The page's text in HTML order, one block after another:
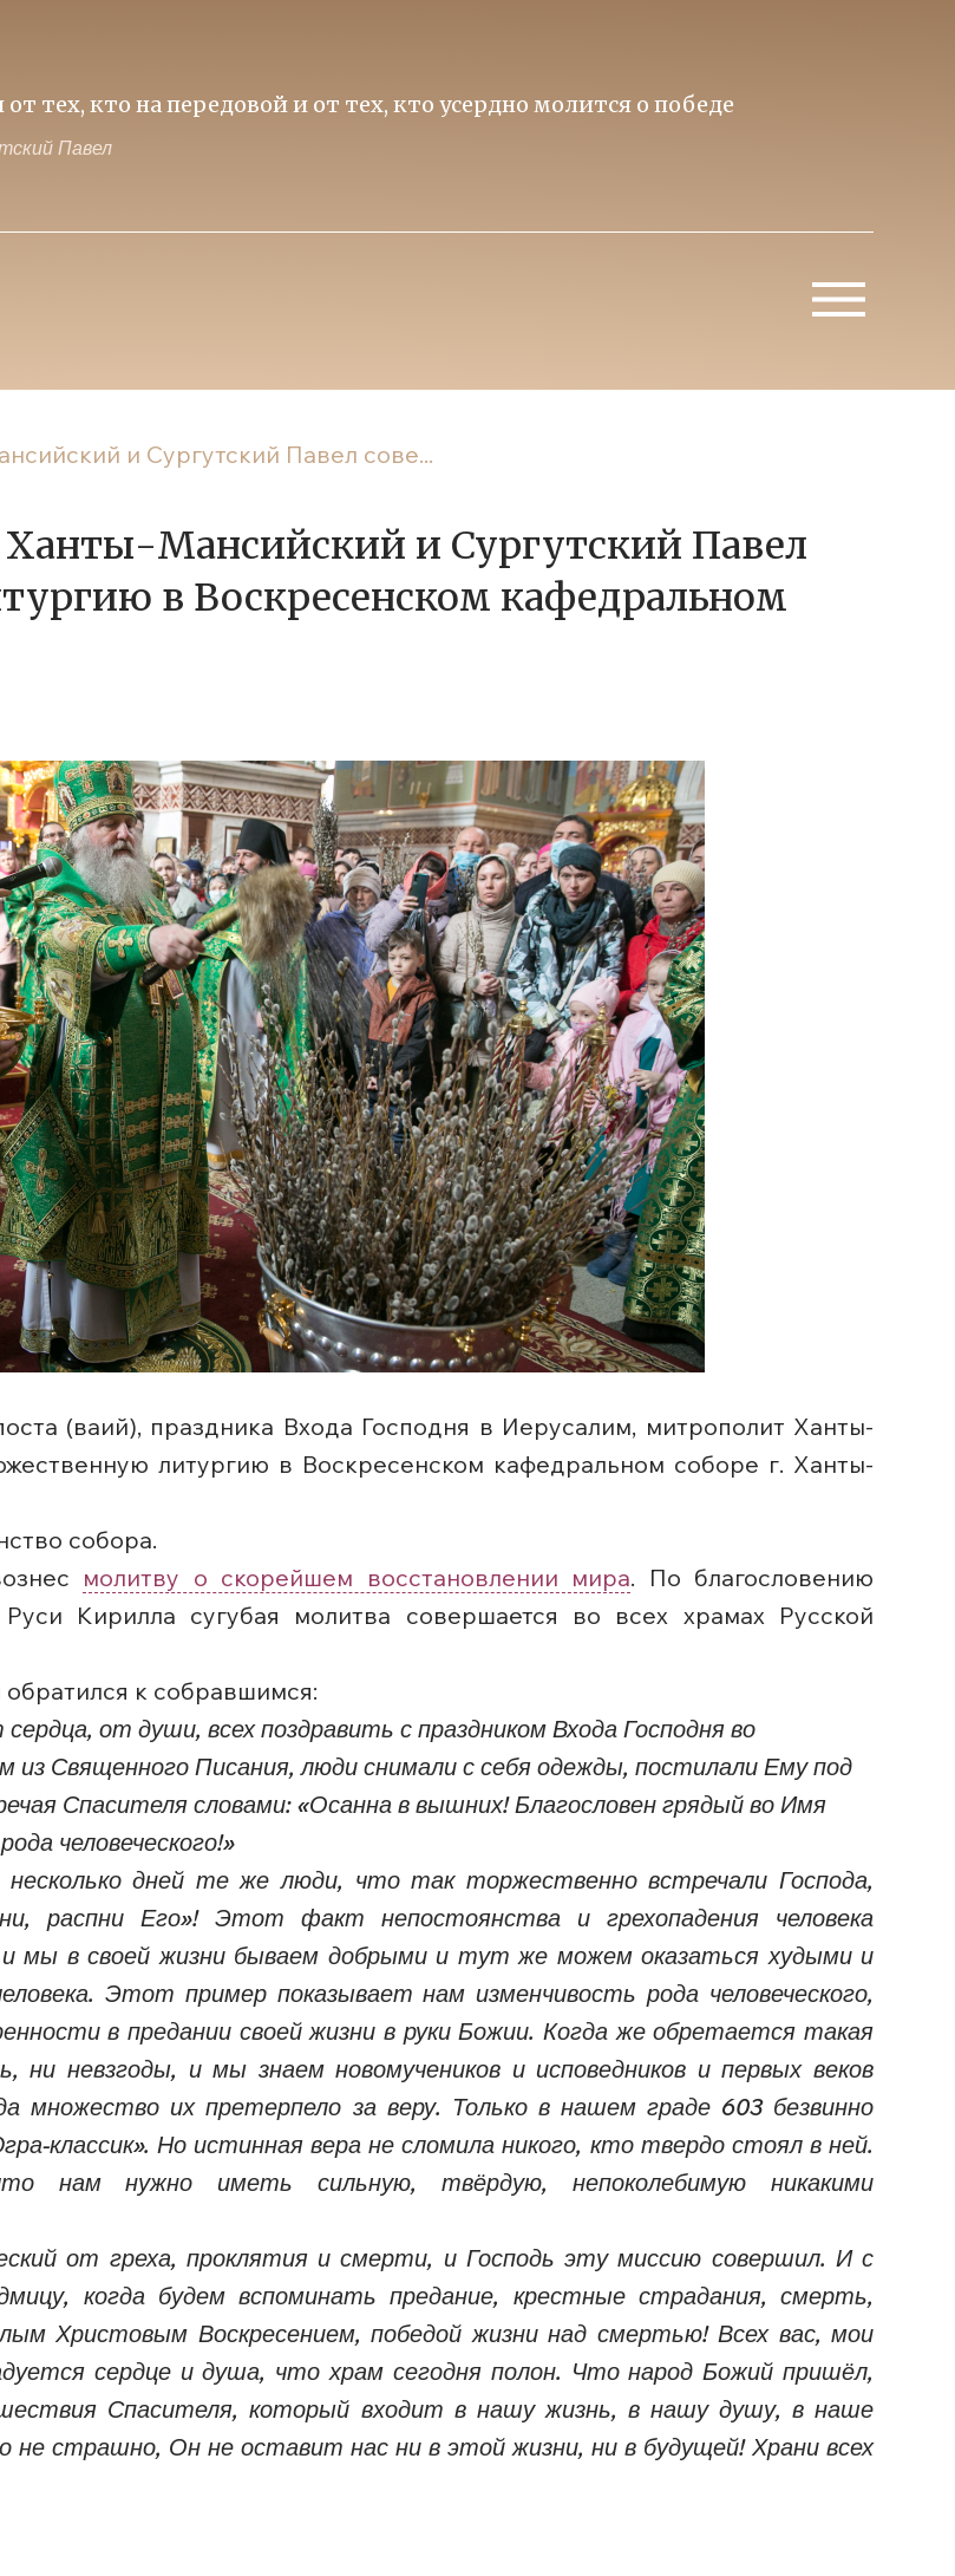
тех, кто на передовой и от тех, кто усердно молится о победе
Павел
и Сургутский Павел сове...
Мансийский и Сургутский Павел
в Воскресенском кафедральном
(ваий), праздника Входа Господня в Иерусалим, митрополит Ханты-
литургию в Воскресенском кафедральном соборе г. Ханты-
собора.
молитву о скорейшем восстановлении мира. По благословению
Кирилла сугубая молитва совершается во всех храмах Русской
к собравшимся:
от души, всех поздравить с праздником Входа Господня во
из Священного Писания, люди снимали с себя одежды, постилали Ему под
Спасителя словами: «Осанна в вышних! Благословен грядый во Имя
человеческого!»
дней те же люди, что так торжественно встречали Господа,
распни Его»! Этот факт непостоянства и грехопадения человека
мы в своей жизни бываем добрыми и тут же можем оказаться худыми и
Этот пример показывает нам изменчивость рода человеческого,
в предании своей жизни в руки Божии. Когда же обретается такая
невзгоды, и мы знаем новомучеников и исповедников и первых веков
множество их претерпело за веру. Только в нашем граде 603 безвинно
классик». Но истинная вера не сломила никого, кто твердо стоял в ней.
нам нужно иметь сильную, твёрдую, непоколебимую никакими
от греха, проклятия и смерти, и Господь эту миссию совершил. И с
когда будем вспоминать предание, крестные страдания, смерть,
Христовым Воскресением, победой жизни над смертью! Всех вас, мои
сердце и душа, что храм сегодня полон. Что народ Божий пришёл,
Спасителя, который входит в нашу жизнь, в нашу душу, в наше
не страшно, Он не оставит нас ни в этой жизни, ни в будущей! Храни всех